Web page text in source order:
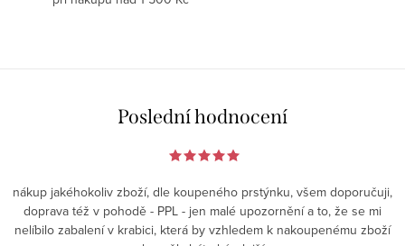
Poslední hodnocení
nákup jakéhokoliv zboží, dle koupeného prstýnku, všem doporučuji,
doprava též v pohodě - PPL - jen malé upozornění a to, že se mi
nelíbilo zabalení v krabici, která by vzhledem k nakoupenému zboží